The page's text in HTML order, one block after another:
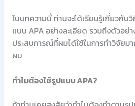
ในบทความนี้ ท่านจะได้เรียนรู้เกี่ยวกับ
แบบ APA อย่างละเอียด รวมถึงตัวอย่า
ประสบการณ์ที่ผมได้ใช้ในการทำวิจัยม
ผม
ทำไมต้องใช้รูปแบบ APA?